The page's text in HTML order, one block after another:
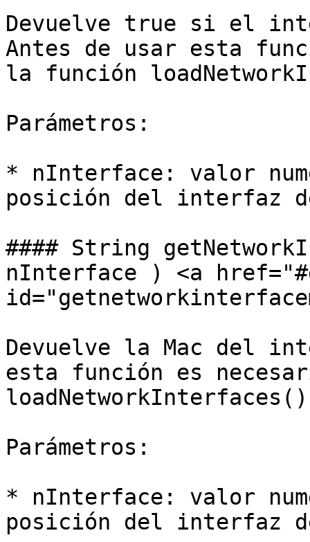
Devuelve true si el
Antes de usar esta
la función
Parámetros:
* nInterface: valor
posición del interfaz
#### String
nInterface ) <a
Devuelve la Mac del
esta función es
Parámetros:
* nInterface: valor
posición del interfaz